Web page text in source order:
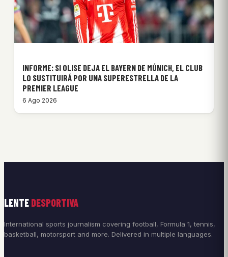
INFORME: SI OLISE DEJA EL BAYERN DE MÚNICH, EL CLUB
LO SUSTITUIRÁ POR UNA SUPERESTRELLA DE LA
PREMIER LEAGUE
6 Ago 2026
LENTE DESPORTIVA
International sports journalism covering football, Formula 1, tennis,
basketball, motorsport and more. Delivered in multiple languages.